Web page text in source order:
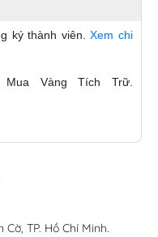
ký thành viên.Xem chi
Vàng Tích Trữ.
TP. Hồ Chí Minh.